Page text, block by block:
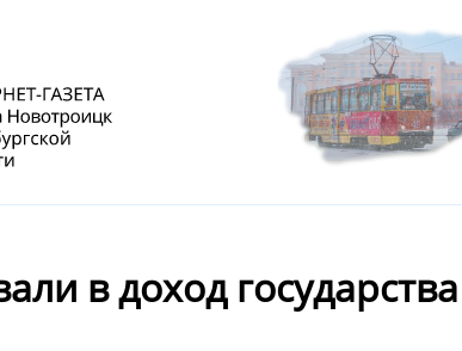
в доход государства